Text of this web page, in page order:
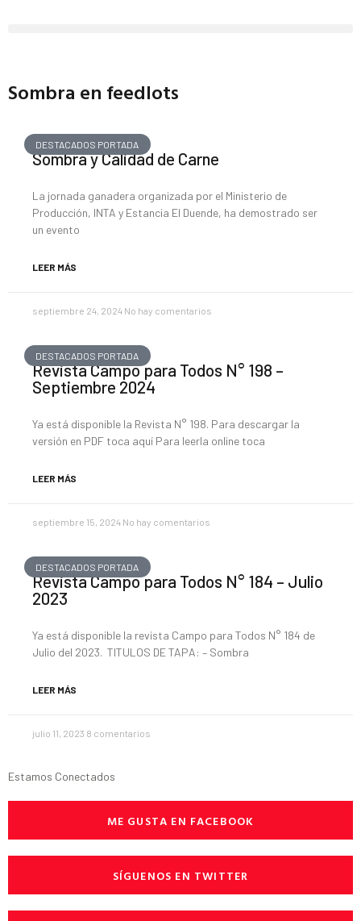
Sombra en feedlots
DESTACADOS PORTADA
Sombra y Calidad de Carne
La jornada ganadera organizada por el Ministerio de
Producción, INTA y Estancia El Duende, ha demostrado ser
un evento
LEER MÁS
septiembre 24, 2024 No hay comentarios
DESTACADOS PORTADA
Revista Campo para Todos N° 198 –
Septiembre 2024
Ya está disponible la Revista N° 198. Para descargar la
versión en PDF toca aquí Para leerla online toca
LEER MÁS
septiembre 15, 2024 No hay comentarios
DESTACADOS PORTADA
Revista Campo para Todos N° 184 – Julio
2023
Ya está disponible la revista Campo para Todos N° 184 de
Julio del 2023. TITULOS DE TAPA: – Sombra
LEER MÁS
julio 11, 2023 8 comentarios
Estamos Conectados
ME GUSTA EN FACEBOOK
SÍGUENOS EN TWITTER